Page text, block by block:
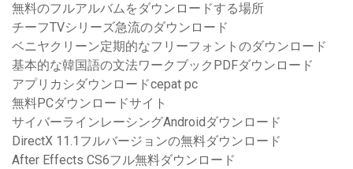
無料のフルアルバムをダウンロードする場所
チーフTVシリーズ急流のダウンロード
ベニヤクリーン定期的なフリーフォントのダウンロード
基本的な韓国語の文法ワークブックPDFダウンロード
アプリカシダウンロードcepat pc
無料PCダウンロードサイト
サイバーラインレーシングAndroidダウンロード
DirectX 11.1フルバージョンの無料ダウンロード
After Effects CS6フル無料ダウンロード